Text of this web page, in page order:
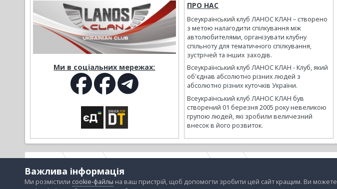
Ми в соціальних мережах:
ПРО НАС
Всеукраїнський клуб ЛАНОС КЛАН – створено
з метою налагодити спілкування між
автолюбителями, організувати клубну
спільноту для тематичного спілкування,
зустрічей та інших заходів.
Всеукраїнський клуб ЛАНОС КЛАН - Клуб, який
об'єднав абсолютно різних людей з
абсолютно різних куточків України.
Всеукраїнський клуб ЛАНОС КЛАН був
створений 01 березня 2005 року невеликою
групою людей, які зробили величезний
внесок в його розвиток.
Важлива інформація
Ми розмістили cookie-файлы на ваш пристрій, щоб допомогти зробити цей сайт кращим. Ви можете